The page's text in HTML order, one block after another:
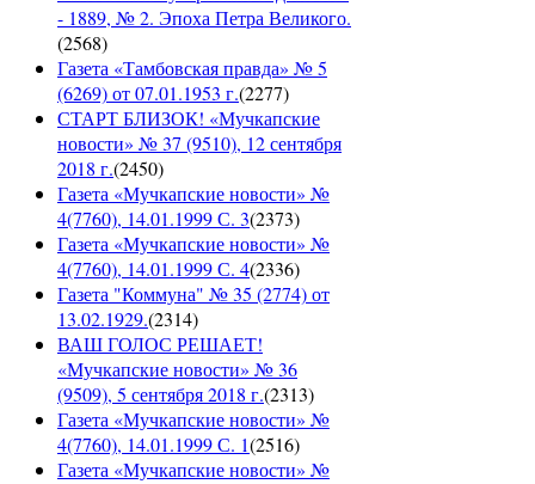
- 1889, № 2. Эпоха Петра Великого.
(2568)
Газета «Тамбовская правда» № 5
(6269) от 07.01.1953 г.(2277)
СТАРТ БЛИЗОК! «Мучкапские
новости» № 37 (9510), 12 сентября
2018 г.(2450)
Газета «Мучкапские новости» №
4(7760), 14.01.1999 С. 3(2373)
Газета «Мучкапские новости» №
4(7760), 14.01.1999 С. 4(2336)
Газета "Коммуна" № 35 (2774) от
13.02.1929.(2314)
ВАШ ГОЛОС РЕШАЕТ!
«Мучкапские новости» № 36
(9509), 5 сентября 2018 г.(2313)
Газета «Мучкапские новости» №
4(7760), 14.01.1999 С. 1(2516)
Газета «Мучкапские новости» №